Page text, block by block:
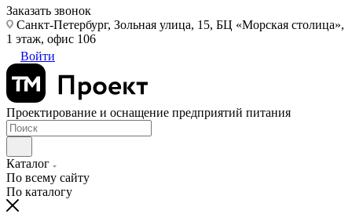
Заказать звонок
Санкт-Петербург, Зольная улица, 15, БЦ «Морская столица»,
1 этаж, офис 106
Войти
Проектирование и оснащение предприятий питания
Каталог
По всему сайту
По каталогу